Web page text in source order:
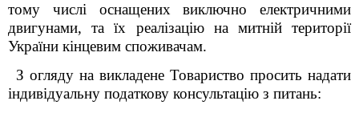
тому числі оснащених виключно електричними
двигунами, та їх реалізацію на митній території
України кінцевим споживачам.
З огляду на викладене Товариство просить надати
індивідуальну податкову консультацію з питань: